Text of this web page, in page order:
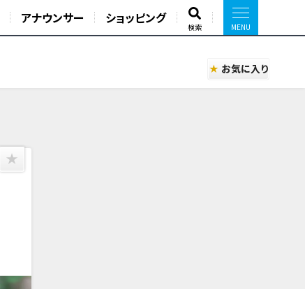
アナウンサー ショッピング
検索
お気に入り